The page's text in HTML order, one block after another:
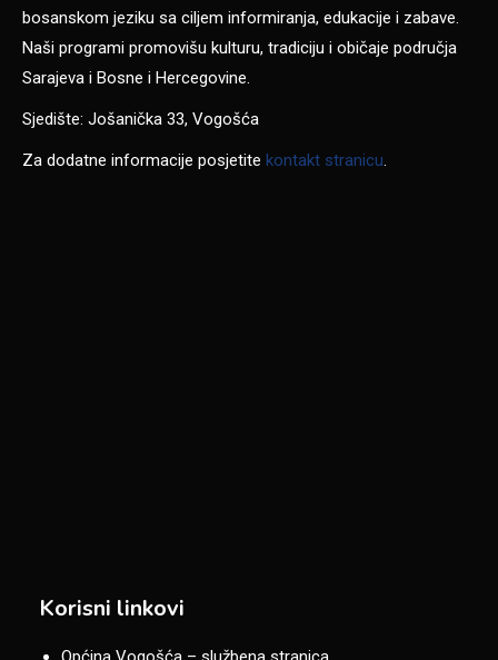
bosanskom jeziku sa ciljem informiranja, edukacije i zabave.
Naši programi promovišu kulturu, tradiciju i običaje područja
Sarajeva i Bosne i Hercegovine.
Sjedište: Jošanička 33, Vogošća
Za dodatne informacije posjetite kontakt stranicu.
Korisni linkovi